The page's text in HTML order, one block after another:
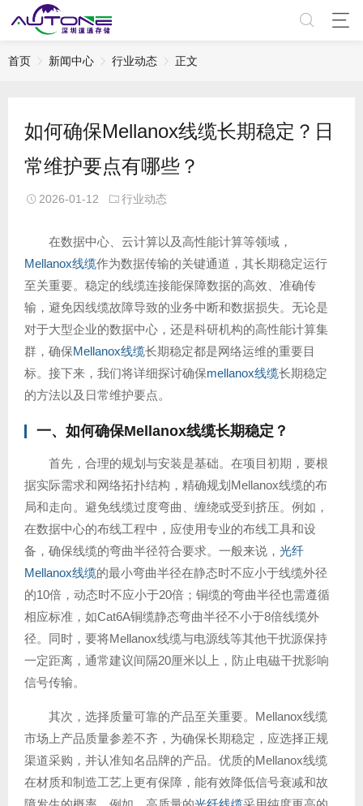
首页 新闻中心 行业动态 正文
如何确保Mellanox线缆长期稳定？日
常维护要点有哪些？
2026-01-12 行业动态
在数据中心、云计算以及高性能计算等领域，
Mellanox线缆作为数据传输的关键通道，其长期稳定运行
至关重要。稳定的线缆连接能保障数据的高效、准确传
输，避免因线缆故障导致的业务中断和数据损失。无论是
对于大型企业的数据中心，还是科研机构的高性能计算集
群，确保Mellanox线缆长期稳定都是网络运维的重要目
标。接下来，我们将详细探讨确保mellanox线缆长期稳定
的方法以及日常维护要点。
一、如何确保Mellanox线缆长期稳定？
首先，合理的规划与安装是基础。在项目初期，要根
据实际需求和网络拓扑结构，精确规划Mellanox线缆的布
局和走向。避免线缆过度弯曲、缠绕或受到挤压。例如，
在数据中心的布线工程中，应使用专业的布线工具和设
备，确保线缆的弯曲半径符合要求。一般来说， 光纤
Mellanox线缆的最小弯曲半径在静态时不应小于线缆外径
的10倍，动态时不应小于20倍；铜缆的弯曲半径也需遵循
相应标准，如Cat6A铜缆静态弯曲半径不小于8倍线缆外
径。同时，要将Mellanox线缆与电源线等其他干扰源保持
一定距离，通常建议间隔20厘米以上，防止电磁干扰影响
信号传输。
其次，选择质量可靠的产品至关重要。Mellanox线缆
市场上产品质量参差不齐，为确保长期稳定，应选择正规
渠道采购，并认准知名品牌的产品。优质的Mellanox线缆
在材质和制造工艺上更有保障，能有效降低信号衰减和故